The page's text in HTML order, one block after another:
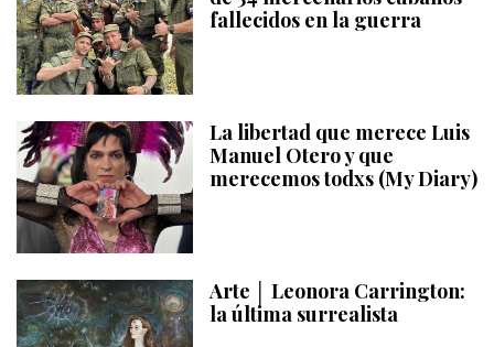
fallecidos en la guerra
La libertad que merece Luis
Manuel Otero y que
merecemos todxs (My Diary)
Arte │ Leonora Carrington:
la última surrealista